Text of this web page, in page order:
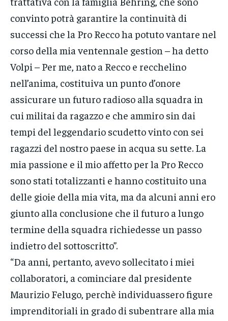
convinto potrà garantire la continuità di
successi che la Pro Recco ha potuto vantare nel
corso della mia ventennale gestion – ha detto
Volpi – Per me, nato a Recco e recchelino
nell’anima, costituiva un punto d’onore
assicurare un futuro radioso alla squadra in
cui militai da ragazzo e che ammiro sin dai
tempi del leggendario scudetto vinto con sei
ragazzi del nostro paese in acqua su sette. La
mia passione e il mio affetto per la Pro Recco
sono stati totalizzanti e hanno costituito una
delle gioie della mia vita, ma da alcuni anni ero
giunto alla conclusione che il futuro a lungo
termine della squadra richiedesse un passo
indietro del sottoscritto”.
“Da anni, pertanto, avevo sollecitato i miei
collaboratori, a cominciare dal presidente
Maurizio Felugo, perchè individuassero figure
imprenditoriali in grado di subentrare alla mia